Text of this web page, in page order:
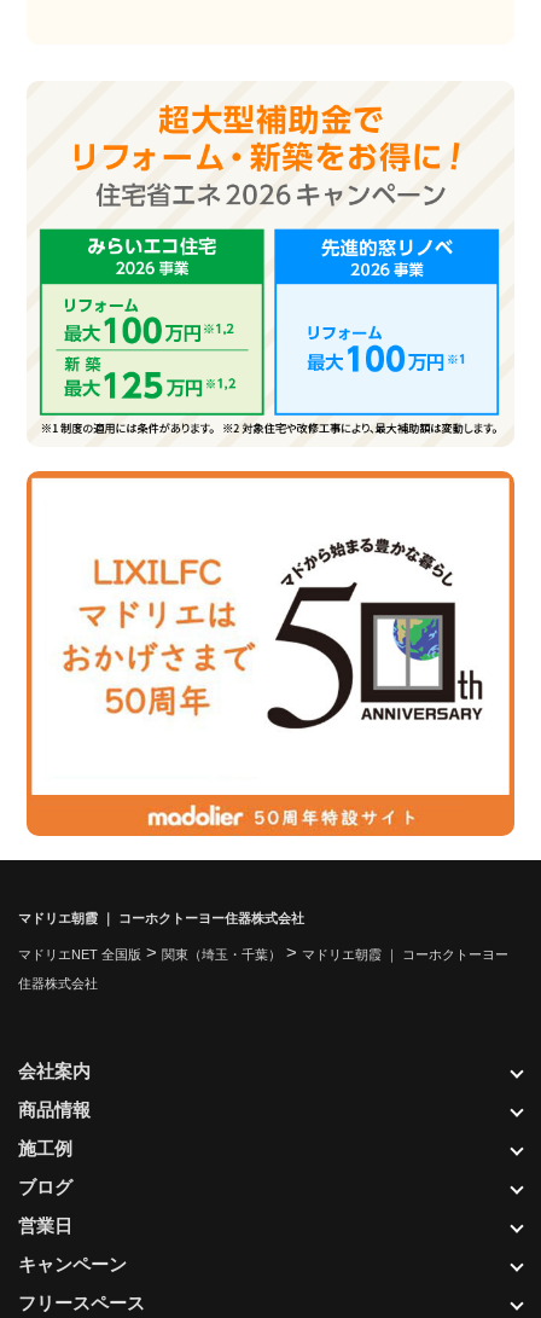
マドリエ朝霞 ｜ コーホクトーヨー住器株式会社
マドリエNET 全国版 > 関東（埼玉・千葉） > マドリエ朝霞 ｜ コーホクトーヨー
住器株式会社
会社案内
商品情報
施工例
ブログ
営業日
キャンペーン
フリースペース